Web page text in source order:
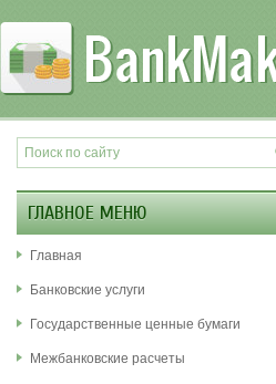
ГЛАВНОЕ МЕНЮ
Главная
Банковские услуги
Государственные ценные бумаги
Межбанковские расчеты